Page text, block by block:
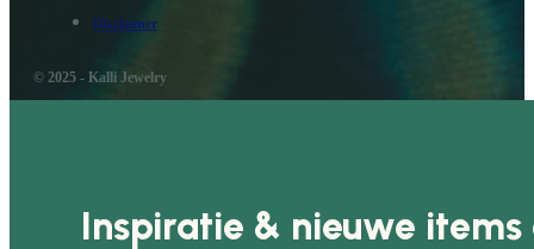
Disclaimer
© 2025 - Kalli Jewelry
Inspiratie & nieuwe